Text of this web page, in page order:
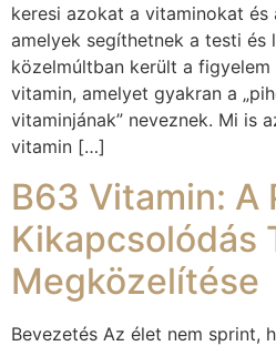
keresi azokat a vitaminokat és
amelyek segíthetnek a testi és
közelmúltban került a
vitamin, amelyet gyakran a
vitaminjának” neveznek. Mi is
vitamin […]
B63 Vitamin: A
Kikapcsolódás
Megközelítése
Bevezetés Az élet nem sprint,